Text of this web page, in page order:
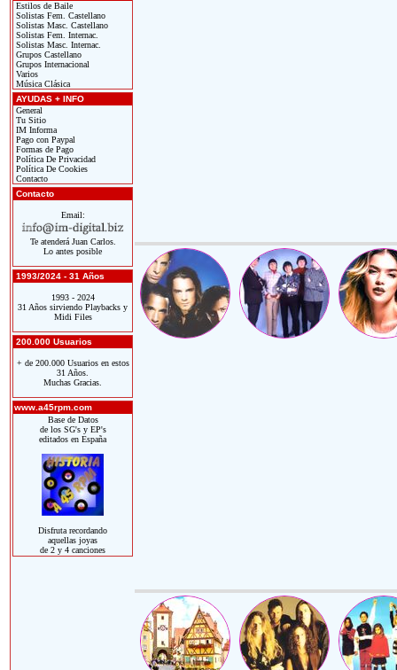
Estilos de Baile
Solistas Fem. Castellano
Solistas Masc. Castellano
Solistas Fem. Internac.
Solistas Masc. Internac.
Grupos Castellano
Grupos Internacional
Varios
Música Clásica
AYUDAS + INFO
General
Tu Sitio
IM Informa
Pago con Paypal
Formas de Pago
Política De Privacidad
Política De Cookies
Contacto
Contacto
Email:
Te atenderá Juan Carlos.
Lo antes posible
1993/2024 - 31 Años
1993 - 2024
31 Años sirviendo Playbacks y
Midi Files
200.000 Usuarios
+ de 200.000 Usuarios en estos
31 Años.
Muchas Gracias.
www.a45rpm.com
Base de Datos
de los SG's y EP's
editados en España
Disfruta recordando
aquellas joyas
de 2 y 4 canciones